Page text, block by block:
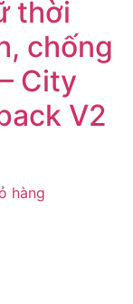
thời
chống
City
V2
hàng